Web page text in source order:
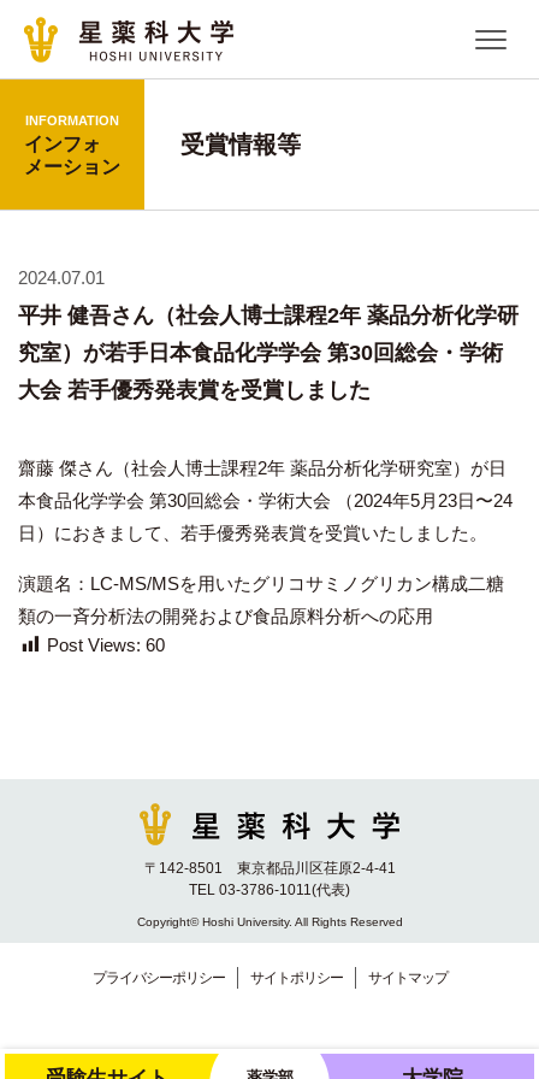
INFORMATION
インフォ
メーション
受賞情報等
2024.07.01
平井 健吾さん（社会人博士課程2年 薬品分析化学研
究室）が若手日本食品化学学会 第30回総会・学術
大会 若手優秀発表賞を受賞しました
齋藤 傑さん（社会人博士課程2年 薬品分析化学研究室）が日
本食品化学学会 第30回総会・学術大会 （2024年5月23日〜24
日）におきまして、若手優秀発表賞を受賞いたしました。
演題名：LC-MS/MSを用いたグリコサミノグリカン構成二糖
類の一斉分析法の開発および食品原料分析への応用
Post Views: 60
〒142-8501 東京都品川区荏原2-4-41
TEL 03-3786-1011(代表)
Copyright© Hoshi University. All Rights Reserved
プライバシーポリシー サイトポリシー サイトマップ